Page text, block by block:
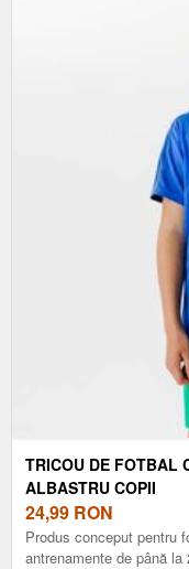
TRICOU DE FOTBAL
ALBASTRU COPII
24,99 RON
Produs conceput pentru
antrenamente de până